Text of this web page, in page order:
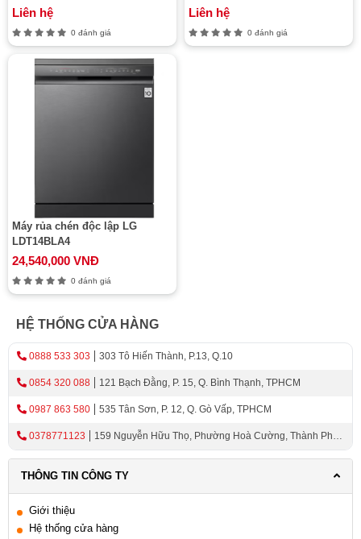
Liên hệ
0 đánh giá
Liên hệ
0 đánh giá
Máy rủa chén độc lập LG
LDT14BLA4
24,540,000 VNĐ
0 đánh giá
HỆ THỐNG CỬA HÀNG
0888 533 303 303 Tô Hiến Thành, P.13, Q.10
0854 320 088 121 Bạch Đằng, P. 15, Q. Bình Thạnh, TPHCM
0987 863 580 535 Tân Sơn, P. 12, Q. Gò Vấp, TPHCM
0378771123
159 Nguyễn Hữu Thọ, Phường Hoà Cường, Thành Phố
THÔNG TIN CÔNG TY
Giới thiệu
Hệ thống cửa hàng